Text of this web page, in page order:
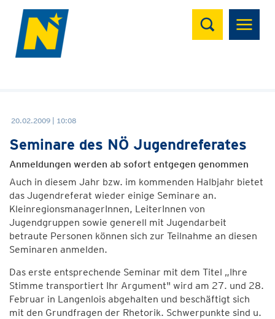
Suchen
20.02.2009 | 10:08
Seminare des NÖ Jugendreferates
Anmeldungen werden ab sofort entgegen genommen
Auch in diesem Jahr bzw. im kommenden Halbjahr bietet
das Jugendreferat wieder einige Seminare an.
KleinregionsmanagerInnen, LeiterInnen von
Jugendgruppen sowie generell mit Jugendarbeit
betraute Personen können sich zur Teilnahme an diesen
Seminaren anmelden.
Das erste entsprechende Seminar mit dem Titel „Ihre
Stimme transportiert Ihr Argument" wird am 27. und 28.
Februar in Langenlois abgehalten und beschäftigt sich
mit den Grundfragen der Rhetorik. Schwerpunkte sind u.